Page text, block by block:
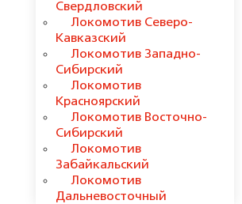
Свердловский
Локомотив Северо-
Кавказский
Локомотив Западно-
Сибирский
Локомотив
Красноярский
Локомотив Восточно-
Сибирский
Локомотив
Забайкальский
Локомотив
Дальневосточный